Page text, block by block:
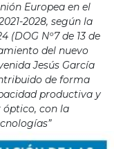
Europea en el
2028, según la
(DOG Nº7 de 13 de
del nuevo
Jesús García
de forma
productiva y
óptico, con la